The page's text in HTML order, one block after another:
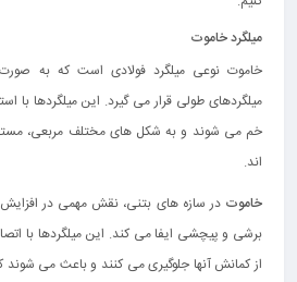
میلگرد خاموت
خاموت نوعی میلگرد فولادی است که به
میلگردهای طولی قرار می‌ گیرد. این میلگردها با
خم می‌ شوند و به شکل‌ های مختلف مربعی،
اند.
خاموت در سازه‌ های بتنی، نقش مهمی در افزایش
برشی و پیچشی ایفا می‌ کند. این میلگردها با
از کمانش آنها جلوگیری می‌ کنند و باعث می‌ شوند